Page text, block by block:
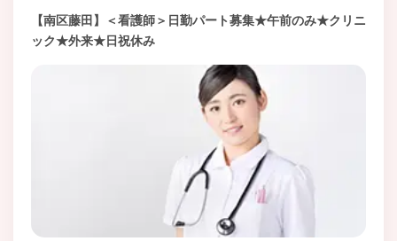
【南区藤田】＜看護師＞日勤パート募集★午前のみ★クリニ
ック★外来★日祝休み